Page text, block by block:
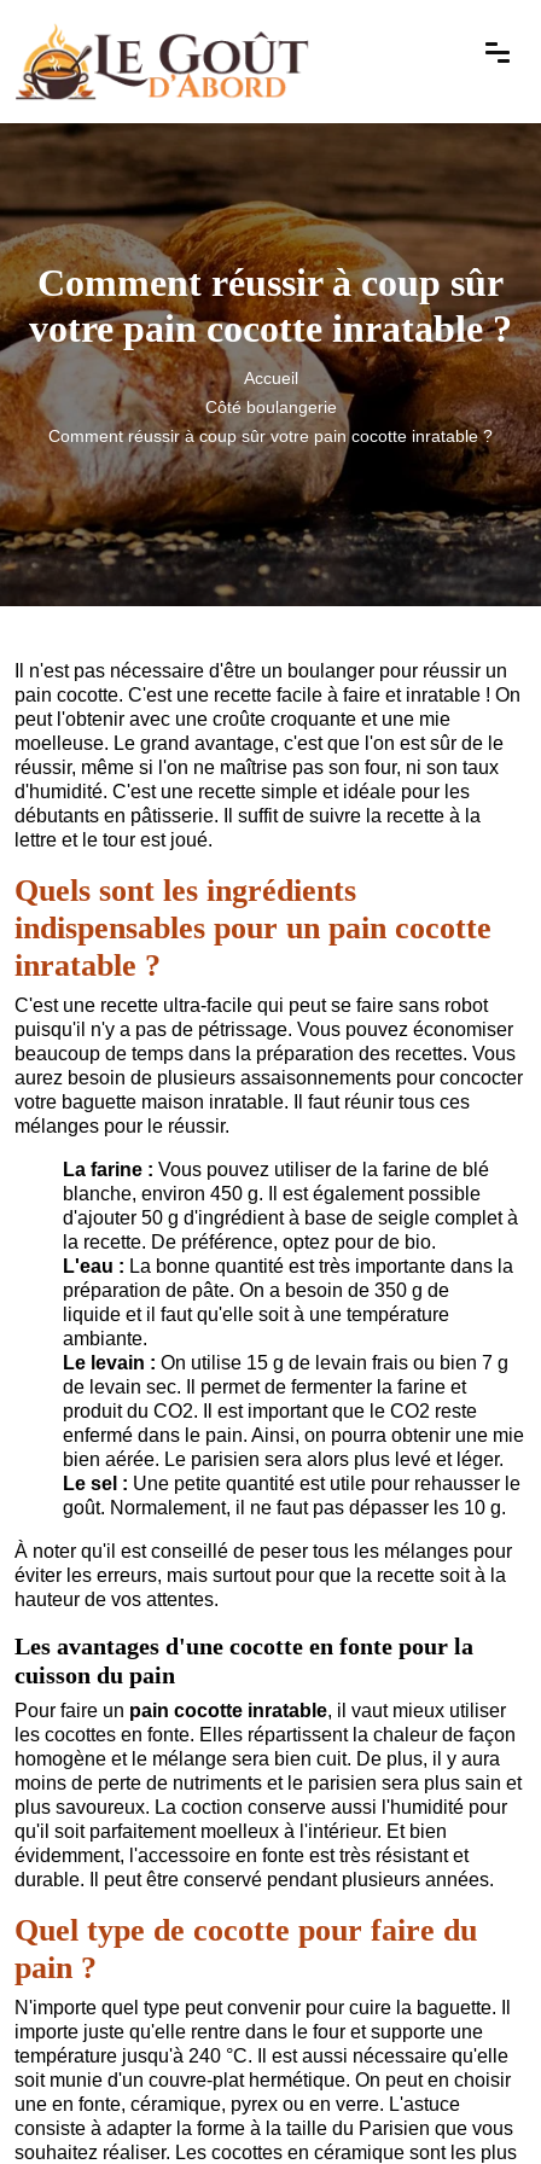
Comment réussir à coup sûr
votre pain cocotte inratable ?
Accueil
Côté boulangerie
Comment réussir à coup sûr votre pain cocotte inratable ?
Il n'est pas nécessaire d'être un boulanger pour réussir un
pain cocotte. C'est une recette facile à faire et inratable ! On
peut l'obtenir avec une croûte croquante et une mie
moelleuse. Le grand avantage, c'est que l'on est sûr de le
réussir, même si l'on ne maîtrise pas son four, ni son taux
d'humidité. C'est une recette simple et idéale pour les
débutants en pâtisserie. Il suffit de suivre la recette à la
lettre et le tour est joué.
Quels sont les ingrédients
indispensables pour un pain cocotte
inratable ?
C'est une recette ultra-facile qui peut se faire sans robot
puisqu'il n'y a pas de pétrissage. Vous pouvez économiser
beaucoup de temps dans la préparation des recettes. Vous
aurez besoin de plusieurs assaisonnements pour concocter
votre baguette maison inratable. Il faut réunir tous ces
mélanges pour le réussir.
La farine : Vous pouvez utiliser de la farine de blé
blanche, environ 450 g. Il est également possible
d'ajouter 50 g d'ingrédient à base de seigle complet à
la recette. De préférence, optez pour de bio.
L'eau : La bonne quantité est très importante dans la
préparation de pâte. On a besoin de 350 g de
liquide et il faut qu'elle soit à une température
ambiante.
Le levain : On utilise 15 g de levain frais ou bien 7 g
de levain sec. Il permet de fermenter la farine et
produit du CO2. Il est important que le CO2 reste
enfermé dans le pain. Ainsi, on pourra obtenir une mie
bien aérée. Le parisien sera alors plus levé et léger.
Le sel : Une petite quantité est utile pour rehausser le
goût. Normalement, il ne faut pas dépasser les 10 g.
À noter qu'il est conseillé de peser tous les mélanges pour
éviter les erreurs, mais surtout pour que la recette soit à la
hauteur de vos attentes.
Les avantages d'une cocotte en fonte pour la
cuisson du pain
Pour faire un pain cocotte inratable, il vaut mieux utiliser
les cocottes en fonte. Elles répartissent la chaleur de façon
homogène et le mélange sera bien cuit. De plus, il y aura
moins de perte de nutriments et le parisien sera plus sain et
plus savoureux. La coction conserve aussi l'humidité pour
qu'il soit parfaitement moelleux à l'intérieur. Et bien
évidemment, l'accessoire en fonte est très résistant et
durable. Il peut être conservé pendant plusieurs années.
Quel type de cocotte pour faire du
pain ?
N'importe quel type peut convenir pour cuire la baguette. Il
importe juste qu'elle rentre dans le four et supporte une
température jusqu'à 240 °C. Il est aussi nécessaire qu'elle
soit munie d'un couvre-plat hermétique. On peut en choisir
une en fonte, céramique, pyrex ou en verre. L'astuce
consiste à adapter la forme à la taille du Parisien que vous
souhaitez réaliser. Les cocottes en céramique sont les plus